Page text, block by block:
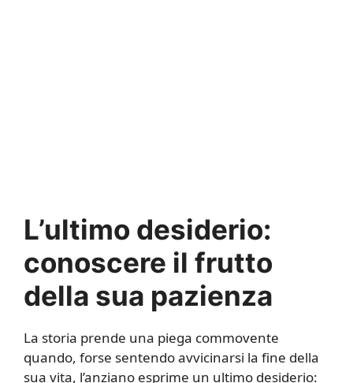
L’ultimo desiderio:
conoscere il frutto
della sua pazienza
La storia prende una piega commovente
quando, forse sentendo avvicinarsi la fine della
sua vita, l’anziano esprime un ultimo desiderio: